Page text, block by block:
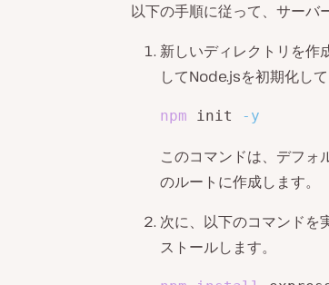
以下の手順に従って、サーバ
新しいディレクトリを作
してNode.jsを初期化して
npm init -y
このコマンドは、デフォ
のルートに作成します。
次に、以下のコマンドを
ストールします。